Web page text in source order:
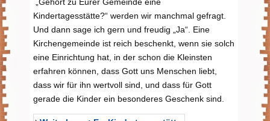
Kindertagesstätte?“ werden wir manchmal gefragt.
Und dann sage ich gern und freudig „Ja“. Eine
Kirchengemeinde ist reich beschenkt, wenn sie solch
eine Einrichtung hat, in der schon die Kleinsten
erfahren können, dass Gott uns Menschen liebt,
dass wir für ihn wertvoll sind, und dass für Gott
gerade die Kinder ein besonderes Geschenk sind.